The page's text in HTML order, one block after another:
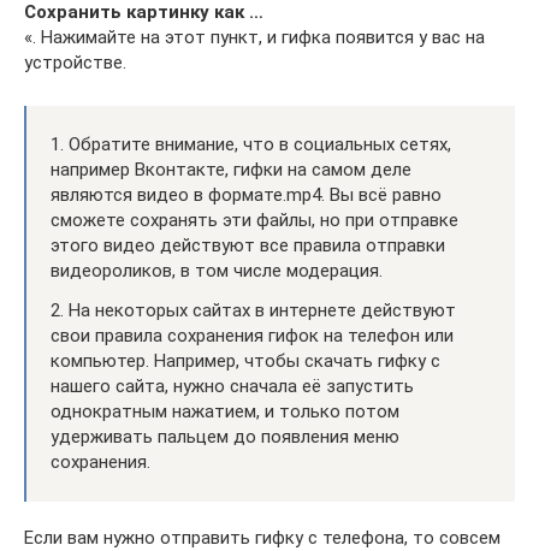
Сохранить картинку как …
«. Нажимайте на этот пункт, и гифка появится у вас на
устройстве.
1. Обратите внимание, что в социальных сетях,
например Вконтакте, гифки на самом деле
являются видео в формате.mp4. Вы всё равно
сможете сохранять эти файлы, но при отправке
этого видео действуют все правила отправки
видеороликов, в том числе модерация.
2. На некоторых сайтах в интернете действуют
свои правила сохранения гифок на телефон или
компьютер. Например, чтобы скачать гифку с
нашего сайта, нужно сначала её запустить
однократным нажатием, и только потом
удерживать пальцем до появления меню
сохранения.
Если вам нужно отправить гифку с телефона, то совсем